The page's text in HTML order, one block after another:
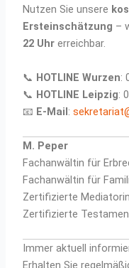
Nutzen Sie unsere
Ersteinschätzung –
22 Uhr erreichbar.
📞 HOTLINE Wurzen:
📞 HOTLINE Leipzig:
📧 E-Mail:
M. Peper
Fachanwältin für
Fachanwältin für
Zertifizierte Mediatorin
Zertifizierte
Immer aktuell